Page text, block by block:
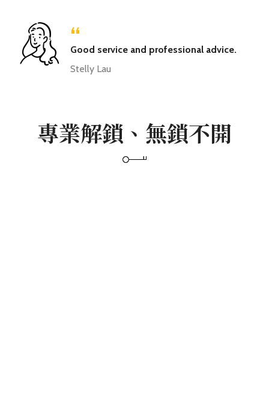
“
Good service and professional advice.
Stelly Lau
專業解鎖、無鎖不開